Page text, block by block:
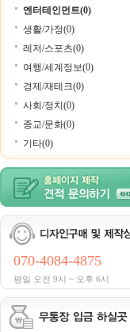
엔터테인먼트(0)
생활/가정(0)
레저/스포츠(0)
여행/세계정보(0)
경제/재테크(0)
사회/정치(0)
종교/문화(0)
기타(0)
070-4084-4875
평일 오전 9시 ~ 오후 6시